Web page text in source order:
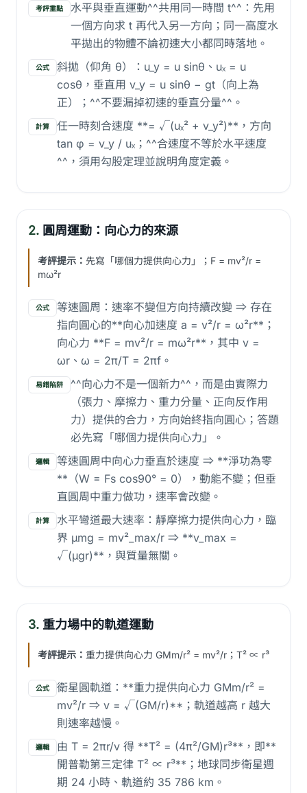
考評重點
水平與垂直運動^^共用同一時間 t^^：先用
一個方向求 t 再代入另一方向；同一高度水
平拋出的物體不論初速大小都同時落地。
公式
斜拋（仰角 θ）：u_y = u sinθ、uₓ = u
cosθ，垂直用 v_y = u sinθ − gt（向上為
正）；^^不要漏掉初速的垂直分量^^。
計算
任一時刻合速度 **= √(uₓ² + v_y²)**，方向
tan φ = v_y / uₓ；^^合速度不等於水平速度
^^，須用勾股定理並說明角度定義。
2. 圓周運動：向心力的來源
考評提示： 先寫「哪個力提供向心力」；F = mv²/r =
mω²r
公式
等速圓周：速率不變但方向持續改變 ⇒ 存在
指向圓心的**向心加速度 a = v²/r = ω²r**；
向心力 **F = mv²/r = mω²r**，其中 v =
ωr、ω = 2π/T = 2πf。
易錯陷阱
^^向心力不是一個新力^^，而是由實際力
（張力、摩擦力、重力分量、正向反作用
力）提供的合力，方向始終指向圓心；答題
必先寫「哪個力提供向心力」。
邏輯
等速圓周中向心力垂直於速度 ⇒ **淨功為零
**（W = Fs cos90° = 0），動能不變；但垂
直圓周中重力做功，速率會改變。
計算
水平彎道最大速率：靜摩擦力提供向心力，臨
界 μmg = mv²_max/r ⇒ **v_max =
√(μgr)**，與質量無關。
3. 重力場中的軌道運動
考評提示： 重力提供向心力 GMm/r² = mv²/r；T² ∝ r³
公式
衛星圓軌道：**重力提供向心力 GMm/r² =
mv²/r ⇒ v = √(GM/r)**；軌道越高 r 越大
則速率越慢。
邏輯
由 T = 2πr/v 得 **T² = (4π²/GM)r³**，即**
開普勒第三定律 T² ∝ r³**；地球同步衛星週
期 24 小時、軌道約 35 786 km。